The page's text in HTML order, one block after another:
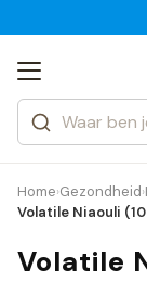
Zoeken
Categorieën
Merken
Home›Gezondheid›
Volatile Niaouli
Volatile